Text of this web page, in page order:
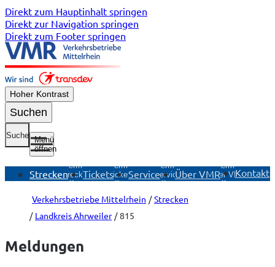
Direkt zum Hauptinhalt springen
Direkt zur Navigation springen
Direkt zum Footer springen
Hoher Kontrast
Suchen
Suche
Menü
öffnen
Strecken
Untermenü
Strecken
öffnen
Tickets
Untermenü
Tickets
öffnen
Service
Untermenü
Service
öffnen
Über VMR
Untermenü
Über VMR
öffnen
Kontakt
Verkehrsbetriebe Mittelrhein
Strecken
Landkreis Ahrweiler
815
Meldungen